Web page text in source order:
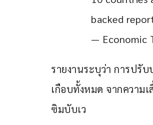
backed
— Economic
รายงานระบุว่า การปรั
เกือบทั้งหมด จากความ
ซิมบับเว